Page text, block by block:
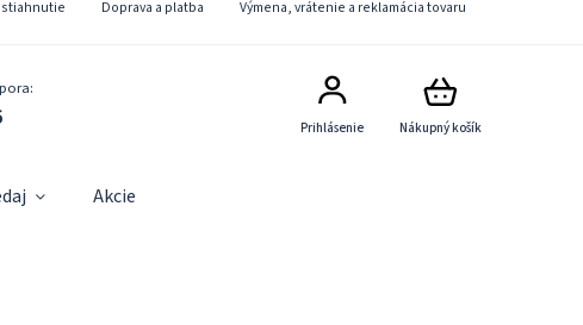
stiahnutie Doprava a platba
Výmena, vrátenie a reklamácia tovaru
Nákupný košík
Prihlásenie
Akcie